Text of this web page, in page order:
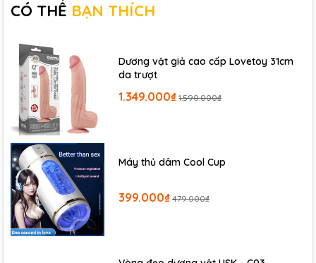
CÓ THỂ BẠN THÍCH
Dương vật giả cao cấp Lovetoy 31cm
da trượt
1.349.000₫ 1.590.000₫
Máy thủ dâm Cool Cup
399.000₫ 479.000₫